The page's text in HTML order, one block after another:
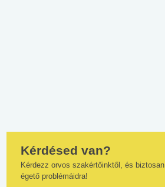
Kérdésed van?
Kérdezz orvos szakértőinktől, és
égető problémáidra!